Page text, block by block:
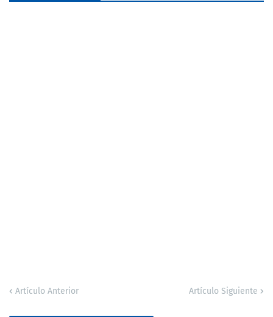
Artículo Anterior Artículo Siguiente